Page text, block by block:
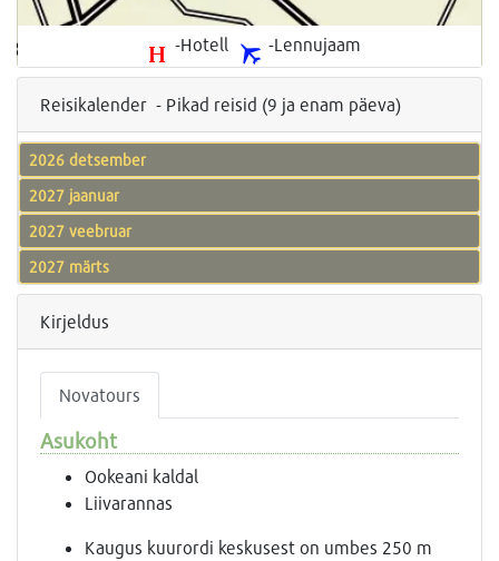
-Hotell -Lennujaam
Reisikalender - Pikad reisid (9 ja enam päeva)
2026 detsember
2027 jaanuar
2027 veebruar
2027 märts
Kirjeldus
Novatours
Asukoht
Ookeani kaldal
Liivarannas
Kaugus kuurordi keskusest on umbes 250 m